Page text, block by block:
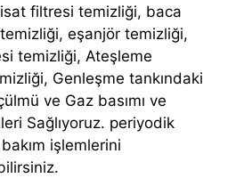
filtresi temizliği, baca
eşanjör temizliği,
temizliği, Ateşleme
Genleşme tankındaki
ve Gaz basımı ve
Sağlıyoruz. periyodik
işlemlerini